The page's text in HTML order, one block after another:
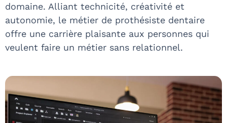
domaine. Alliant technicité, créativité et
autonomie, le métier de prothésiste dentaire
offre une carrière plaisante aux personnes qui
veulent faire un métier sans relationnel.